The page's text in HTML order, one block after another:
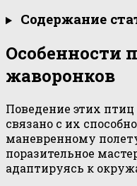
Содержание
Особенности
жаворонков
Поведение этих
связано с их
маневренному
поразительное
адаптируясь к